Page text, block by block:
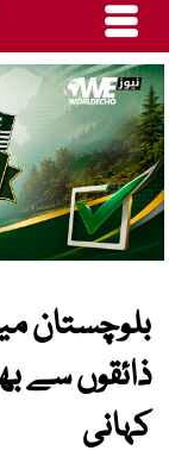
بلوچستان
ذائقوں سے
کہانی